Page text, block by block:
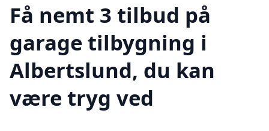
Få nemt 3 tilbud på
garage tilbygning i
Albertslund, du kan
være tryg ved